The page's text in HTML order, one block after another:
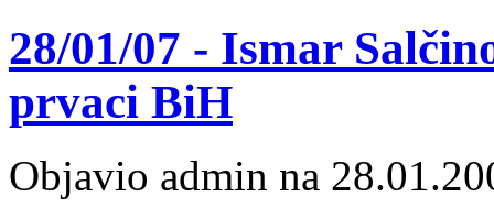
28/01/07 - Ismar
prvaci BiH
Objavio admin na